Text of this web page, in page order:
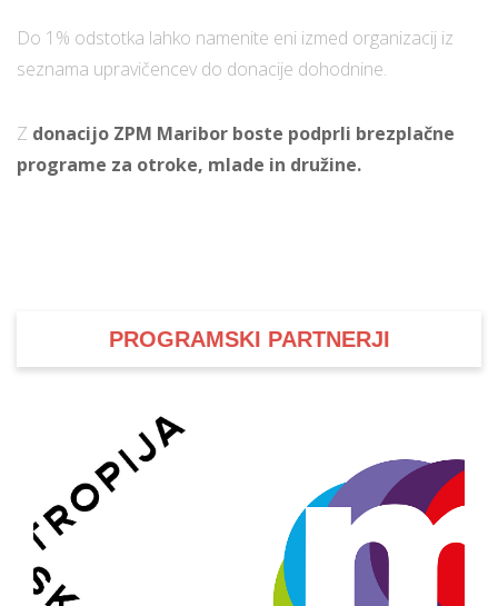
Do 1% odstotka lahko namenite eni izmed organizacij iz
seznama upravičencev do donacije dohodnine.
Z donacijo ZPM Maribor boste podprli brezplačne
programe za otroke, mlade in družine.
PROGRAMSKI PARTNERJI